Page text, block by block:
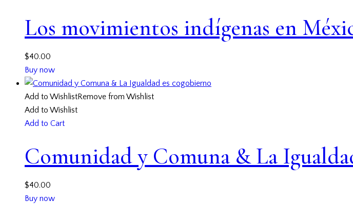
Los movimientos indígenas en
$40.00
Buy now
Add to WishlistRemove from Wishlist
Add to Wishlist
Add to Cart
Comunidad y Comuna & La
$40.00
Buy now